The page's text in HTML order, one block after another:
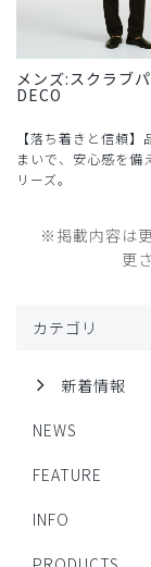
メンズ:スクラブ
DECO
【落ち着きと信頼】
まいで、安心感を備
リーズ。
※掲載内容は
更
カテゴリ
新着情報
NEWS
FEATURE
INFO